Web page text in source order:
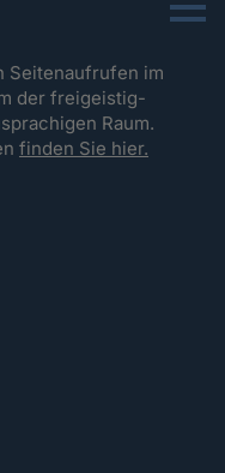
Menu
Seitenaufrufen im
der freigeistig-
Raum.
finden Sie hier.